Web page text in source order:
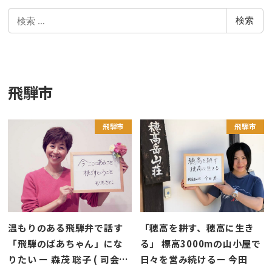
検
索
検索
飛騨市
飛騨市
温もりのある飛騨弁で話す
「飛騨のばあちゃん」にな
りたい ー 森茂 聡子 ( 司会…
飛騨市
「穂高を耕す、穂高に生き
る」 標高3000mの山小屋で
日々を営み続けるー 今田